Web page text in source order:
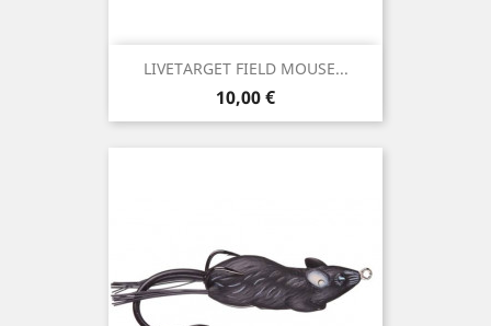
LIVETARGET FIELD MOUSE...
Preço
10,00 €